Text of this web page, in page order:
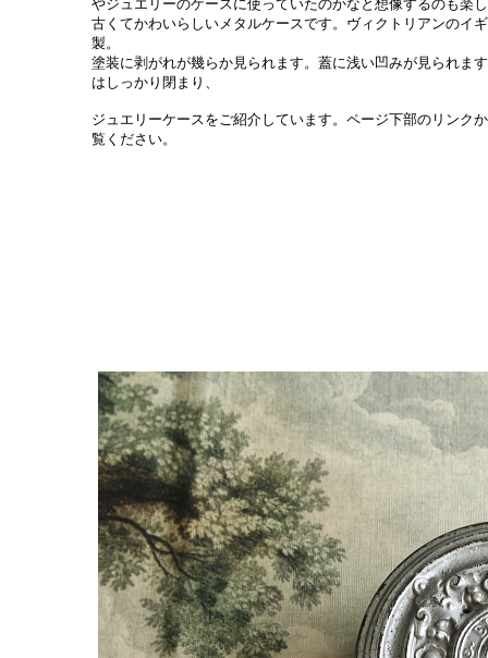
やジュエリーのケースに使っていたのかなと想像するのも楽
古くてかわいらしいメタルケースです。ヴィクトリアンのイ
製。
塗装に剥がれが幾らか見られます。蓋に浅い凹みが見られま
はしっかり閉まり、
ジュエリーケースをご紹介しています。ページ下部のリンク
覧ください。